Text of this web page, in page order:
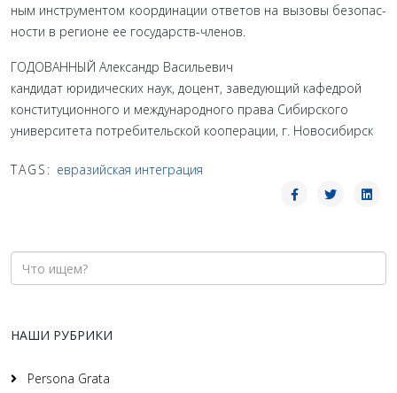
ным инструментом координации ответов на вызовы безопас­
ности в регионе ее государств-членов.
ГОДОВАННЫЙ Александр Васильевич
кандидат юридических наук, доцент, заведующий кафедрой
конституционного и международного права Сибирского
университета потребительской кооперации, г. Новосибирск
TAGS: евразийская интеграция
НАШИ РУБРИКИ
Persona Grata